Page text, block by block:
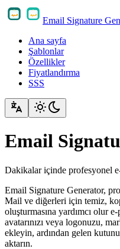
Email Signature
Ana sayfa
Şablonlar
Özellikler
Fiyatlandırma
SSS
Email
Dakikalar içinde profesyonel
Email Signature Generator,
Mail ve diğerleri için temiz,
oluşturmasına yardımcı olur
avatarınızı veya logonuzu,
ekleyin, ardından gelen
aktarın.